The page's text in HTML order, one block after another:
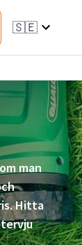
🇸🇪
man
Hitta